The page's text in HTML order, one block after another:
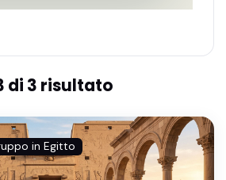
di 3 risultato
in Egitto